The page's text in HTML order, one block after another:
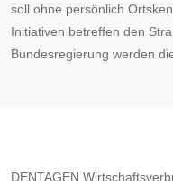
soll ohne persönlich
Initiativen betreffen den
Bundesregierung werden
DENTAGEN